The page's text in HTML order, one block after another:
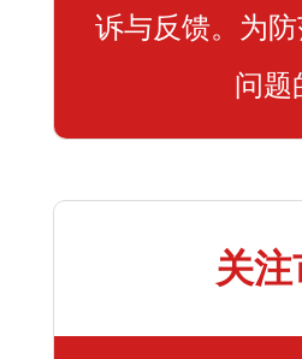
诉与反馈。为
问题
关